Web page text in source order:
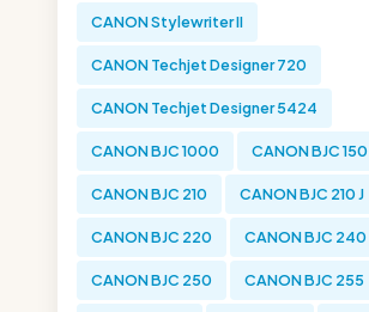
CANON Stylewriter II
CANON Techjet Designer 720
CANON Techjet Designer 5424
CANON BJC 1000 CANON BJC 150
CANON BJC 210 CANON BJC 210 J
CANON BJC 220 CANON BJC 240
CANON BJC 250 CANON BJC 255